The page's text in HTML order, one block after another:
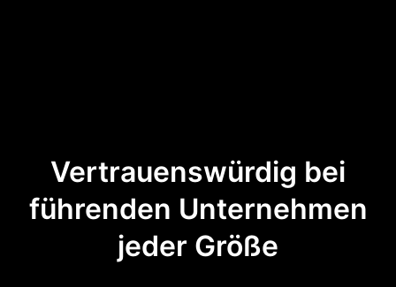
Vertrauenswürdig bei
führenden Unternehmen
jeder Größe